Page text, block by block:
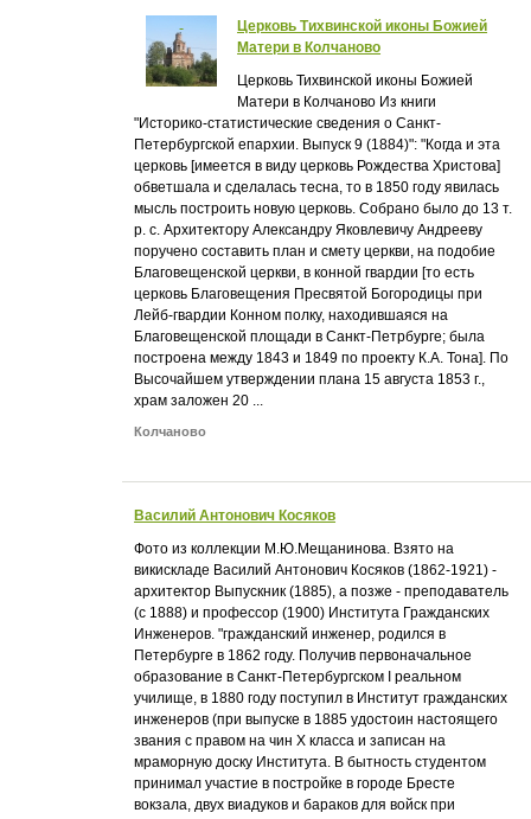
Церковь Тихвинской иконы Божией
Матери в Колчаново
Церковь Тихвинской иконы Божией
Матери в Колчаново Из книги
"Историко-статистические сведения о Санкт-
Петербургской епархии. Выпуск 9 (1884)": "Когда и эта
церковь [имеется в виду церковь Рождества Христова]
обветшала и сделалась тесна, то в 1850 году явилась
мысль построить новую церковь. Собрано было до 13 т.
р. с. Архитектору Александру Яковлевичу Андрееву
поручено составить план и смету церкви, на подобие
Благовещенской церкви, в конной гвардии [то есть
церковь Благовещения Пресвятой Богородицы при
Лейб-гвардии Конном полку, находившаяся на
Благовещенской площади в Санкт-Петрбурге; была
построена между 1843 и 1849 по проекту К.А. Тона]. По
Высочайшем утверждении плана 15 августа 1853 г.,
храм заложен 20 ...
Колчаново
Василий Антонович Косяков
Фото из коллекции М.Ю.Мещанинова. Взято на
викискладе Василий Антонович Косяков (1862-1921) -
архитектор Выпускник (1885), а позже - преподаватель
(с 1888) и профессор (1900) Института Гражданских
Инженеров. "гражданский инженер, родился в
Петербурге в 1862 году. Получив первоначальное
образование в Санкт-Петербургском I реальном
училище, в 1880 году поступил в Институт гражданских
инженеров (при выпуске в 1885 удостоин настоящего
звания с правом на чин X класса и записан на
мраморную доску Института. В бытность студентом
принимал участие в постройке в городе Бресте
вокзала, двух виадуков и бараков для войск при